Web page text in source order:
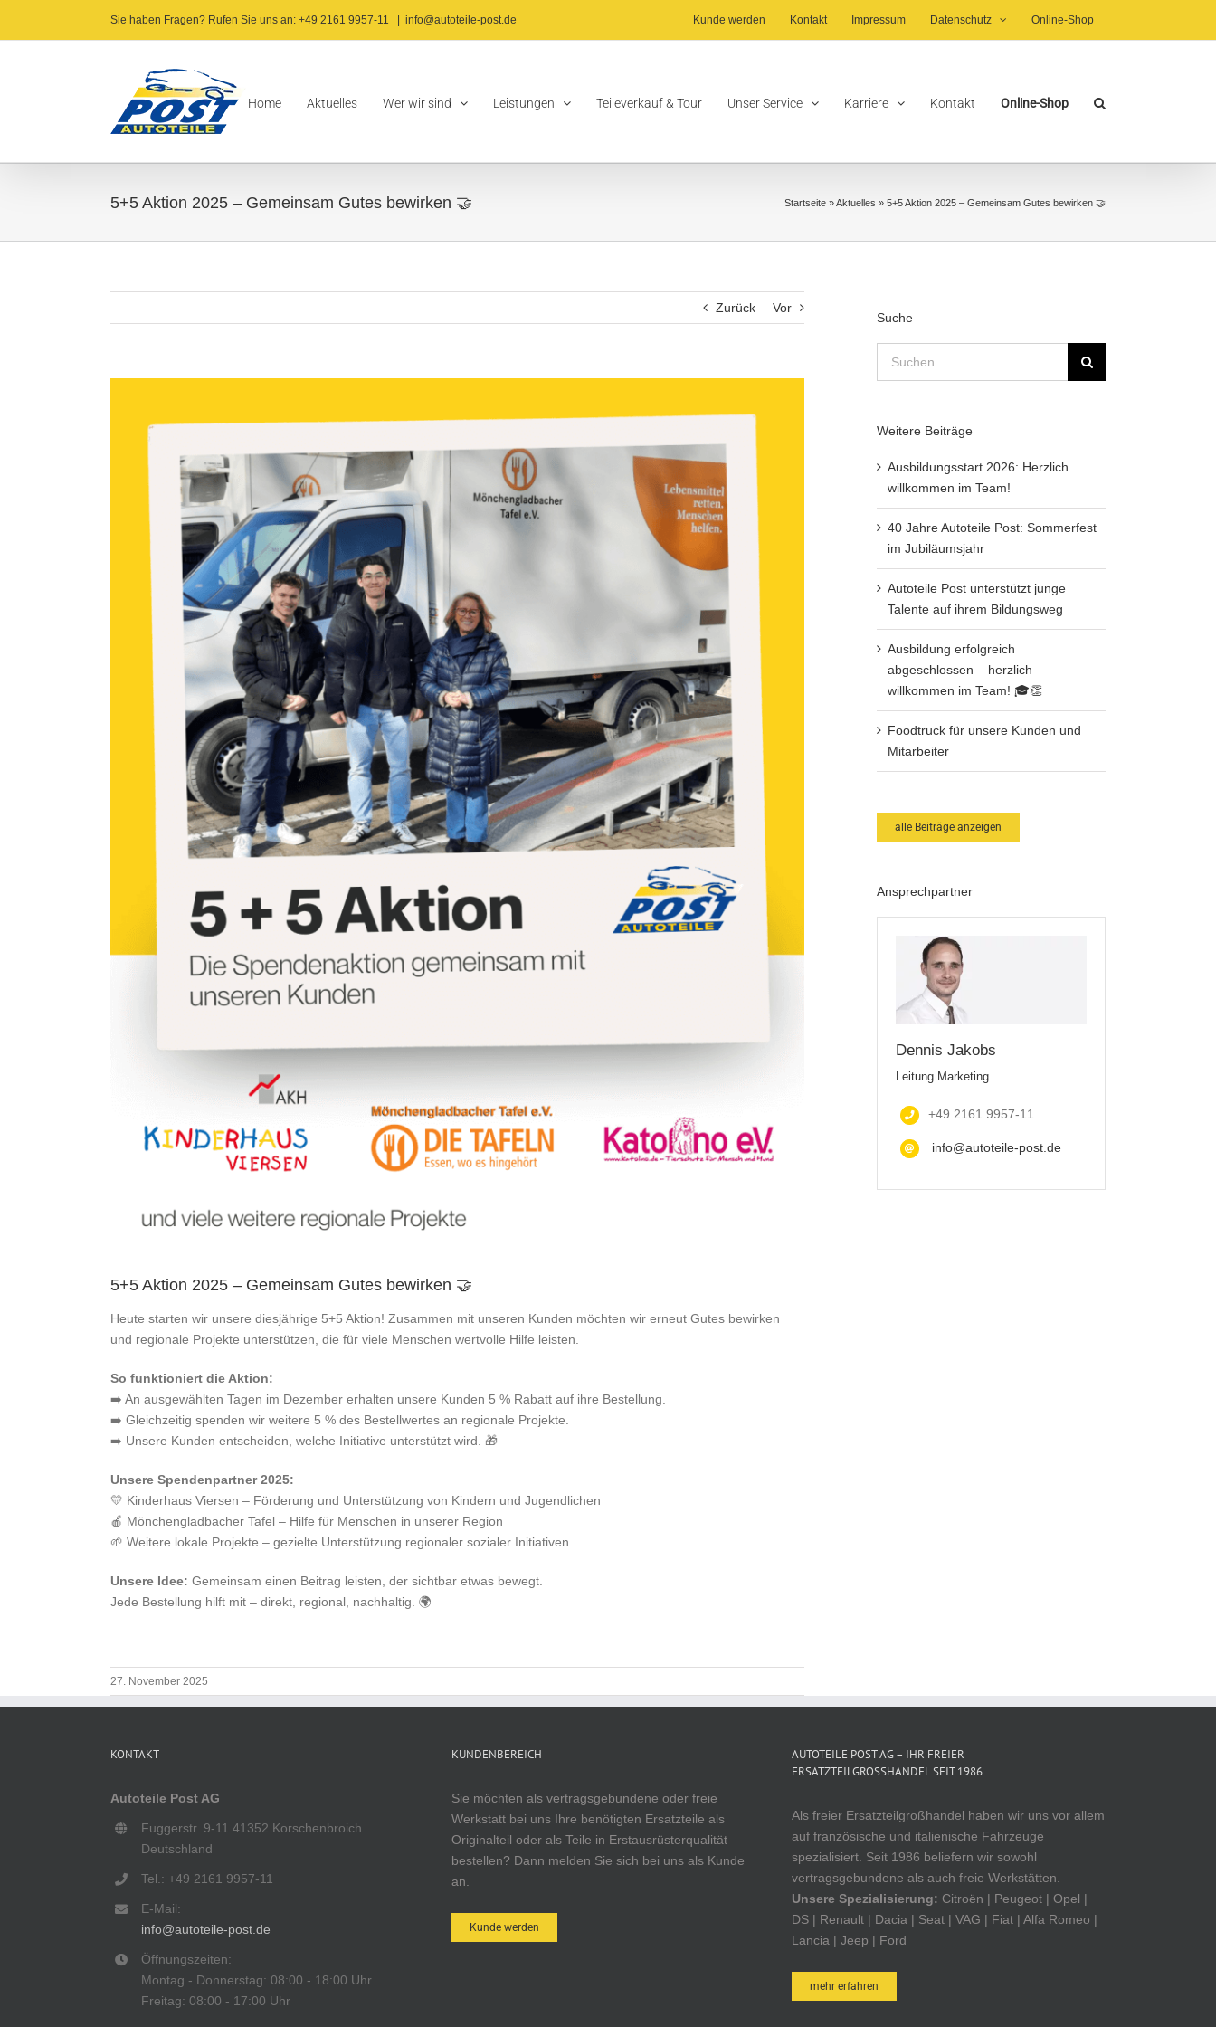
Sie haben Fragen? Rufen Sie uns an: +49 2161 9957-11 info@autoteile-post.de Kunde werden Kontakt Impressum Datenschutz Online-Shop
Home Aktuelles Wer wir sind Leistungen Teileverkauf & Tour Unser Service Karriere Kontakt Online-Shop
5+5 Aktion 2025 – Gemeinsam Gutes bewirken 🤝 Startseite »Aktuelles » 5+5 Aktion 2025 – Gemeinsam Gutes bewirken 🤝
Zurück Vor
5+5 Aktion 2025 – Gemeinsam Gutes bewirken 🤝
Heute starten wir unsere diesjährige 5+5 Aktion! Zusammen mit unseren Kunden möchten wir erneut Gutes bewirken
und regionale Projekte unterstützen, die für viele Menschen wertvolle Hilfe leisten.
So funktioniert die Aktion:
➡️ An ausgewählten Tagen im Dezember erhalten unsere Kunden 5 % Rabatt auf ihre Bestellung.
➡️ Gleichzeitig spenden wir weitere 5 % des Bestellwertes an regionale Projekte.
➡️ Unsere Kunden entscheiden, welche Initiative unterstützt wird. 🎁
Unsere Spendenpartner 2025:
💛 Kinderhaus Viersen – Förderung und Unterstützung von Kindern und Jugendlichen
🍎 Mönchengladbacher Tafel – Hilfe für Menschen in unserer Region
🌱 Weitere lokale Projekte – gezielte Unterstützung regionaler sozialer Initiativen
Unsere Idee: Gemeinsam einen Beitrag leisten, der sichtbar etwas bewegt.
Jede Bestellung hilft mit – direkt, regional, nachhaltig. 🌍
27. November 2025
Suche
Weitere Beiträge
Ausbildungsstart 2026: Herzlich
willkommen im Team!
40 Jahre Autoteile Post: Sommerfest
im Jubiläumsjahr
Autoteile Post unterstützt junge
Talente auf ihrem Bildungsweg
Ausbildung erfolgreich
abgeschlossen – herzlich
willkommen im Team! 🎓👏
Foodtruck für unsere Kunden und
Mitarbeiter
alle Beiträge anzeigen
Ansprechpartner
Dennis Jakobs
Leitung Marketing
+49 2161 9957-11
info@autoteile-post.de
KONTAKT
Autoteile Post AG
Fuggerstr. 9-11 41352 Korschenbroich
Deutschland
Tel.: +49 2161 9957-11
E-Mail:
info@autoteile-post.de
Öffnungszeiten:
Montag - Donnerstag: 08:00 - 18:00 Uhr
Freitag: 08:00 - 17:00 Uhr
KUNDENBEREICH
Sie möchten als vertragsgebundene oder freie
Werkstatt bei uns Ihre benötigten Ersatzteile als
Originalteil oder als Teile in Erstausrüsterqualität
bestellen? Dann melden Sie sich bei uns als Kunde
an.
Kunde werden
AUTOTEILE POST AG – IHR FREIER
ERSATZTEILGROSSHANDEL SEIT 1986
Als freier Ersatzteilgroßhandel haben wir uns vor allem
auf französische und italienische Fahrzeuge
spezialisiert. Seit 1986 beliefern wir sowohl
vertragsgebundene als auch freie Werkstätten.
Unsere Spezialisierung: Citroën | Peugeot | Opel |
DS | Renault | Dacia | Seat | VAG | Fiat | Alfa Romeo |
Lancia | Jeep | Ford
mehr erfahren